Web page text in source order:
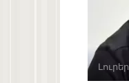
Լուրեր